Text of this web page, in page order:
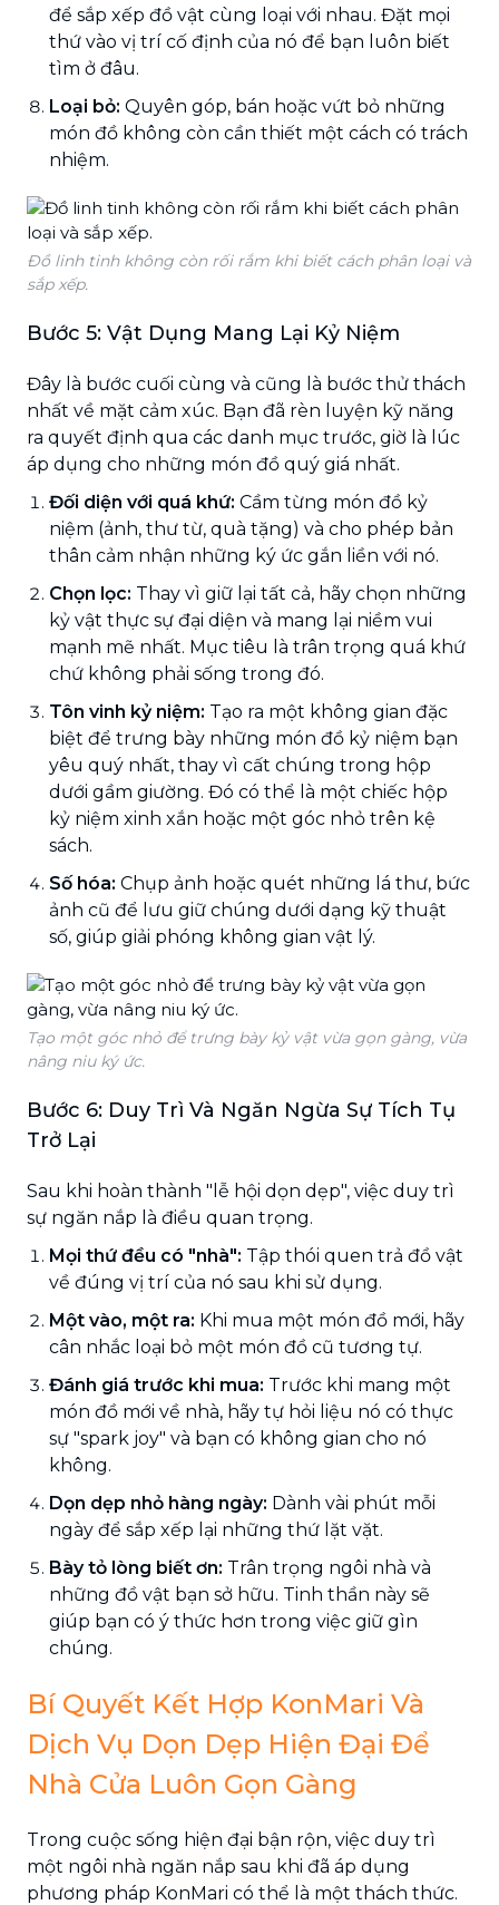
để sắp xếp đồ vật cùng loại với nhau. Đặt mọi
thứ vào vị trí cố định của nó để bạn luôn biết
tìm ở đâu.
Loại bỏ: Quyên góp, bán hoặc vứt bỏ những
món đồ không còn cần thiết một cách có trách
nhiệm.
Đồ linh tinh không còn rối rắm khi biết cách phân loại và
sắp xếp.
Bước 5: Vật Dụng Mang Lại Kỷ Niệm
Đây là bước cuối cùng và cũng là bước thử thách
nhất về mặt cảm xúc. Bạn đã rèn luyện kỹ năng
ra quyết định qua các danh mục trước, giờ là lúc
áp dụng cho những món đồ quý giá nhất.
Đối diện với quá khứ: Cầm từng món đồ kỷ
niệm (ảnh, thư từ, quà tặng) và cho phép bản
thân cảm nhận những ký ức gắn liền với nó.
Chọn lọc: Thay vì giữ lại tất cả, hãy chọn những
kỷ vật thực sự đại diện và mang lại niềm vui
mạnh mẽ nhất. Mục tiêu là trân trọng quá khứ
chứ không phải sống trong đó.
Tôn vinh kỷ niệm: Tạo ra một không gian đặc
biệt để trưng bày những món đồ kỷ niệm bạn
yêu quý nhất, thay vì cất chúng trong hộp
dưới gầm giường. Đó có thể là một chiếc hộp
kỷ niệm xinh xắn hoặc một góc nhỏ trên kệ
sách.
Số hóa: Chụp ảnh hoặc quét những lá thư, bức
ảnh cũ để lưu giữ chúng dưới dạng kỹ thuật
số, giúp giải phóng không gian vật lý.
Tạo một góc nhỏ để trưng bày kỷ vật vừa gọn gàng, vừa
nâng niu ký ức.
Bước 6: Duy Trì Và Ngăn Ngừa Sự Tích Tụ
Trở Lại
Sau khi hoàn thành "lễ hội dọn dẹp", việc duy trì
sự ngăn nắp là điều quan trọng.
Mọi thứ đều có "nhà": Tập thói quen trả đồ vật
về đúng vị trí của nó sau khi sử dụng.
Một vào, một ra: Khi mua một món đồ mới, hãy
cân nhắc loại bỏ một món đồ cũ tương tự.
Đánh giá trước khi mua: Trước khi mang một
món đồ mới về nhà, hãy tự hỏi liệu nó có thực
sự "spark joy" và bạn có không gian cho nó
không.
Dọn dẹp nhỏ hàng ngày: Dành vài phút mỗi
ngày để sắp xếp lại những thứ lặt vặt.
Bày tỏ lòng biết ơn: Trân trọng ngôi nhà và
những đồ vật bạn sở hữu. Tinh thần này sẽ
giúp bạn có ý thức hơn trong việc giữ gìn
chúng.
Bí Quyết Kết Hợp KonMari Và
Dịch Vụ Dọn Dẹp Hiện Đại Để
Nhà Cửa Luôn Gọn Gàng
Trong cuộc sống hiện đại bận rộn, việc duy trì
một ngôi nhà ngăn nắp sau khi đã áp dụng
phương pháp KonMari có thể là một thách thức.